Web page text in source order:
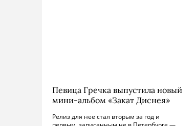
Певица Гречка выпустила новый
мини-альбом «Закат Диснея»
Релиз для нее стал вторым за год и